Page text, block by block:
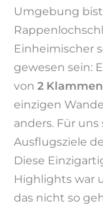
Umgebung
Einheimischer
gewesen sein:
von 2 Klammen
einzigen
anders. Für
Ausflugsziele
Diese
Highlights war
das nicht so